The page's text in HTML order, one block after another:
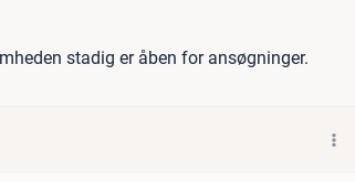
Specialist
stadig er åben for ansøgninger.